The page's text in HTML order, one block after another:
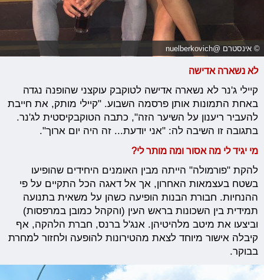
© אינסטרם @nuelberkovich
לא נשארה אדישה
קיילי ג'נר לא נשארה אדישה לטוקבק עוקצני שהופנה נגדה
באחת התמונות אותן פרסמה השבוע. "קיילי מותק, את חייבת
להעביר ריענון על השיער הזה", כתבה הטוקבקיסטית לג'נר.
בתגובה זו השיבה לה: "אני יודעת... זה היה יום ארוך".
מי יגיד לי מה אסור ומה מותר לי?
להקת "פורמולה" הייתה מבין האומנים היחידים שהופיעו
בשטח בעצמאות האחרון, אך אל דאגה הכל התקיים על פי
ההנחיות. חבורת הבנות הופיעה כשהן על משאית בתנועה
תמידית בין השכונות בראש העין (והקהל כמובן במרפסות)
וביצעו את מיטב מלהיטיהן. אנג'ל ברנס, חברת הלהקה, אף
קיבלה אישור מיוחד לצאת מהטירונות להופעה ולחזור למחרת
בבוקר.